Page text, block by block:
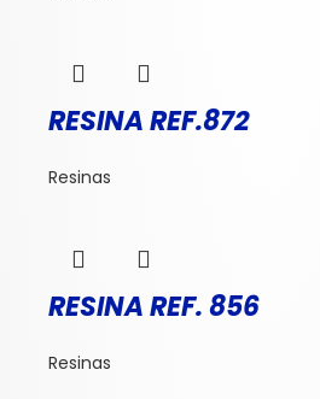
RESINA REF.872
Resinas
RESINA REF. 856
Resinas